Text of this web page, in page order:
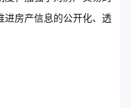
进房产信息的公开化、透